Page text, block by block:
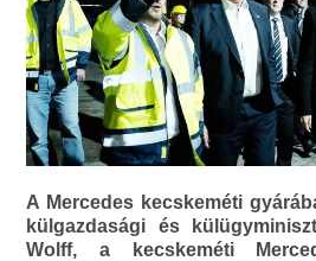
A Mercedes kecskeméti
külgazdasági és
Wolff, a kecskeméti